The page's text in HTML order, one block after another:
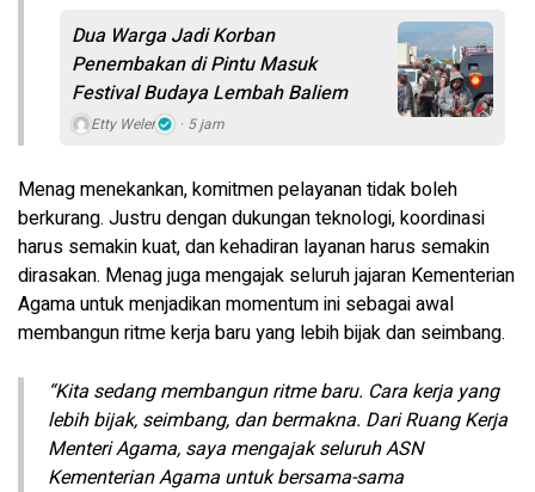
Dua Warga Jadi Korban
Penembakan di Pintu Masuk
Festival Budaya Lembah Baliem
Etty Weler 5 jam
Menag menekankan, komitmen pelayanan tidak boleh
berkurang. Justru dengan dukungan teknologi, koordinasi
harus semakin kuat, dan kehadiran layanan harus semakin
dirasakan. Menag juga mengajak seluruh jajaran Kementerian
Agama untuk menjadikan momentum ini sebagai awal
membangun ritme kerja baru yang lebih bijak dan seimbang.
“Kita sedang membangun ritme baru. Cara kerja yang
lebih bijak, seimbang, dan bermakna. Dari Ruang Kerja
Menteri Agama, saya mengajak seluruh ASN
Kementerian Agama untuk bersama-sama